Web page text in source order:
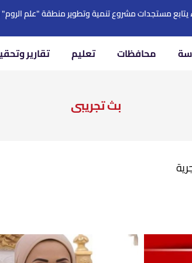
يتابع مستجدات مشروع تنمية وتطوير منطقة "علم
محافظات تعليم تقارير
بث تجريبى